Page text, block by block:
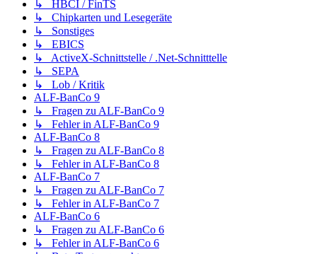
↳ HBCI / FinTS
↳ Chipkarten und Lesegeräte
↳ Sonstiges
↳ EBICS
↳ ActiveX-Schnittstelle / .Net-Schnitttelle
↳ SEPA
↳ Lob / Kritik
ALF-BanCo 9
↳ Fragen zu ALF-BanCo 9
↳ Fehler in ALF-BanCo 9
ALF-BanCo 8
↳ Fragen zu ALF-BanCo 8
↳ Fehler in ALF-BanCo 8
ALF-BanCo 7
↳ Fragen zu ALF-BanCo 7
↳ Fehler in ALF-BanCo 7
ALF-BanCo 6
↳ Fragen zu ALF-BanCo 6
↳ Fehler in ALF-BanCo 6